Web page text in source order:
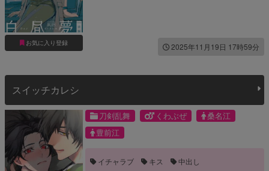
お気に入り登録 2025年11月19日 17時59分
スイッチカレシ
刀剣乱舞 くわぶぜ
桑名江
豊前江
イチャラブ キス
中出し